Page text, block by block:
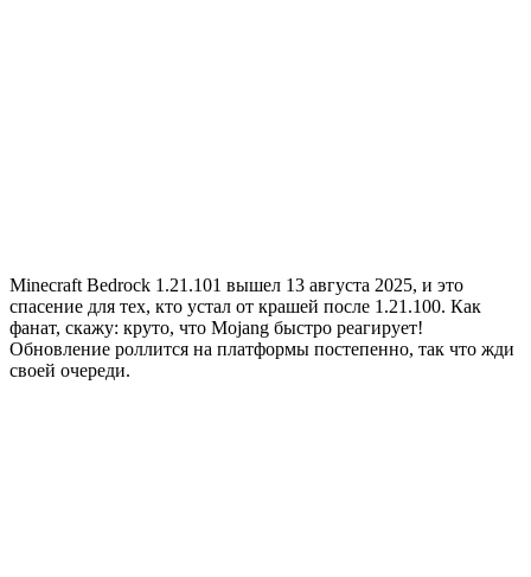
Minecraft Bedrock 1.21.101 вышел 13 августа 2025, и это
спасение для тех, кто устал от крашей после 1.21.100. Как
фанат, скажу: круто, что Mojang быстро реагирует!
Обновление роллится на платформы постепенно, так что жди
своей очереди.